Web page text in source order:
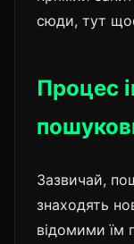
сюди, тут
Процес
Зазвичай,
знаходять
відомими їм